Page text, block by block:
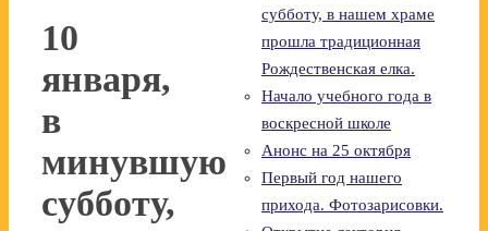
10
января,
в
минувшую
субботу,
субботу, в нашем храме
прошла традиционная
Рождественская елка.
Начало учебного года в
воскресной школе
Анонс на 25 октября
Первый год нашего
прихода. Фотозарисовки.